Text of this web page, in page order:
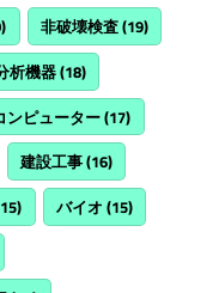
非破壊検査(19)
析機器(18)
ンピューター(17)
建設工事(16)
バイオ (15)